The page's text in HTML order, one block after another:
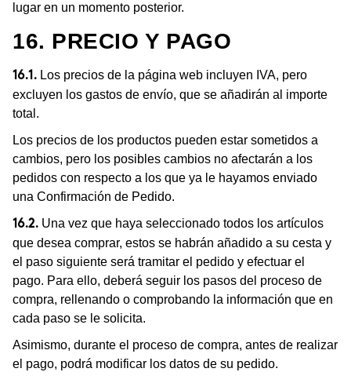
lugar en un momento posterior.
16. PRECIO Y PAGO
16.1. Los precios de la página web incluyen IVA, pero
excluyen los gastos de envío, que se añadirán al importe
total.
Los precios de los productos pueden estar sometidos a
cambios, pero los posibles cambios no afectarán a los
pedidos con respecto a los que ya le hayamos enviado
una Confirmación de Pedido.
16.2. Una vez que haya seleccionado todos los artículos
que desea comprar, estos se habrán añadido a su cesta y
el paso siguiente será tramitar el pedido y efectuar el
pago. Para ello, deberá seguir los pasos del proceso de
compra, rellenando o comprobando la información que en
cada paso se le solicita.
Asimismo, durante el proceso de compra, antes de realizar
el pago, podrá modificar los datos de su pedido.